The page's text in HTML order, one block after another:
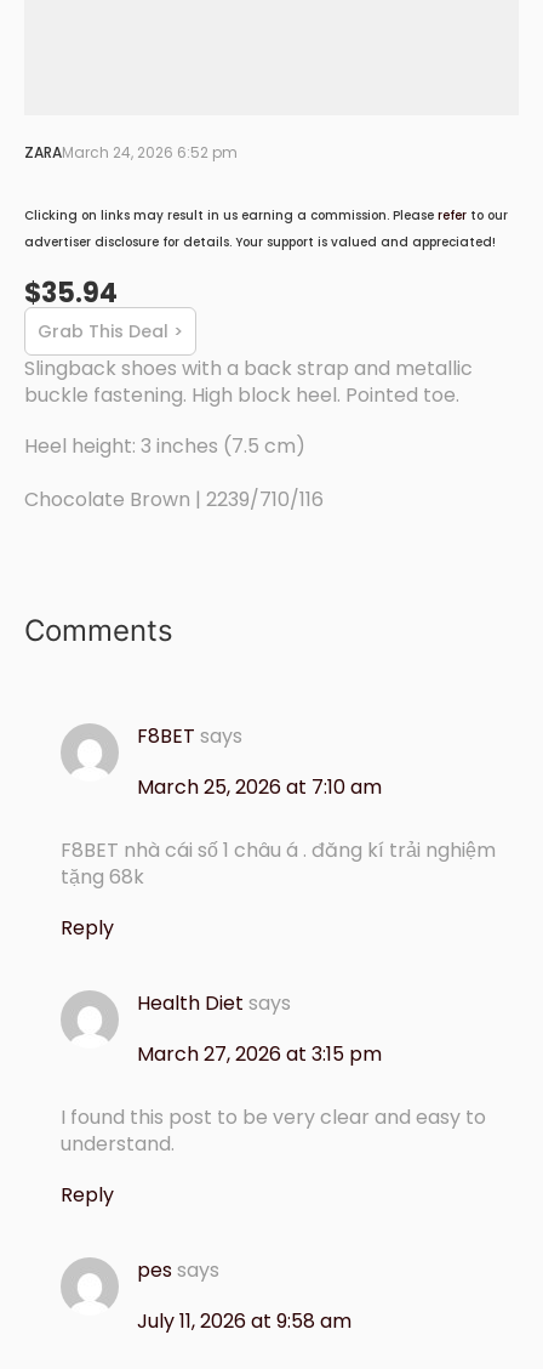
ZARAMarch 24, 2026 6:52 pm
Clicking on links may result in us earning a commission. Please refer to our
advertiser disclosure for details. Your support is valued and appreciated!
$35.94
Grab This Deal >
Slingback shoes with a back strap and metallic
buckle fastening. High block heel. Pointed toe.
Heel height: 3 inches (7.5 cm)
Chocolate Brown | 2239/710/116
Comments
F8BET says
March 25, 2026 at 7:10 am
F8BET nhà cái số 1 châu á . đăng kí trải nghiệm
tặng 68k
Reply
Health Diet says
March 27, 2026 at 3:15 pm
I found this post to be very clear and easy to
understand.
Reply
pessays
July 11, 2026 at 9:58 am